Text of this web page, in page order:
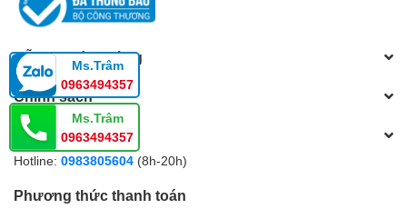
Màu vàngtượng trưng cho sự giàu sang, thịnh vượng.
Thiết kế tỏa sáng
Cấu trúc cân đối giúp duy trì sự hài hòa, tạo cảm giác an
yên cho gia chủ.
Hỗ trợ khách hàng
Chính sách
Tổng đài hỗ trợ
Hotline: 0983805604 (8h-20h)
Phương thức thanh toán
Ms.Trâm
0963494357
Ms.Trâm
0963494357